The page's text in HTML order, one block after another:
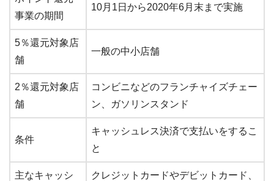
事業の期間
10月1日から2020年6月末まで実施
5％還元対象店
舗
一般の中小店舗
2％還元対象店
舗
コンビニなどのフランチャイズチェー
ン、ガソリンスタンド
条件
キャッシュレス決済で支払いをするこ
と
主なキャッシ
クレジットカードやデビットカード、